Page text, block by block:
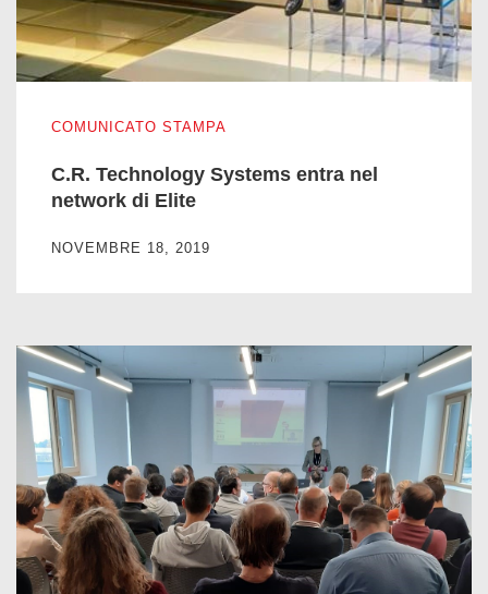
COMUNICATO STAMPA
C.R. Technology Systems entra nel
network di Elite
NOVEMBRE 18, 2019